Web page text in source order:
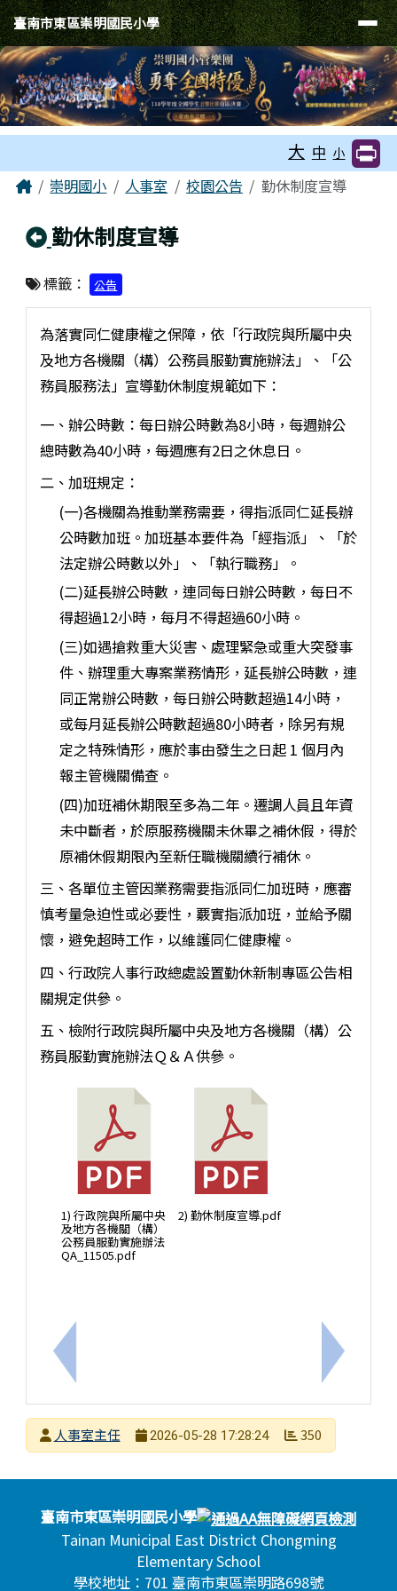
跳至主內容區
臺南市東區崇明國民小學
導覽列
臺南市東區崇明國民小學
大 中 小
主內容區域
Home崇明國小 人事室 校園公告 勤休制度宣導
回上頁
勤休制度宣導
標籤： 公告
上一筆：臺南市政府教育局提供教師個別諮商輔導支
為落實同仁健康權之保障，依「行政院與所屬中央
及地方各機關（構）公務員服勤實施辦法」、「公
務員服務法」宣導勤休制度規範如下：
一、辦公時數：每日辦公時數為8小時，每週辦公
總時數為40小時，每週應有2日之休息日。
二、加班規定：
(一)各機關為推動業務需要，得指派同仁延長辦
公時數加班。加班基本要件為「經指派」、「於
法定辦公時數以外」、「執行職務」。
(二)延長辦公時數，連同每日辦公時數，每日不
得超過12小時，每月不得超過60小時。
(三)如遇搶救重大災害、處理緊急或重大突發事
件、辦理重大專案業務情形，延長辦公時數，連
同正常辦公時數，每日辦公時數超過14小時，
或每月延長辦公時數超過80小時者，除另有規
定之特殊情形，應於事由發生之日起 1 個月內
報主管機關備查。
(四)加班補休期限至多為二年。遷調人員且年資
未中斷者，於原服務機關未休畢之補休假，得於
原補休假期限內至新任職機關續行補休。
三、各單位主管因業務需要指派同仁加班時，應審
慎考量急迫性或必要性，覈實指派加班，並給予關
懷，避免超時工作，以維護同仁健康權。
四、行政院人事行政總處設置勤休新制專區公告相
關規定供參。
五、檢附行政院與所屬中央及地方各機關（構）公
務員服勤實施辦法Ｑ＆Ａ供參。
1) 行政院與所屬中央
及地方各機關（構）
公務員服勤實施辦法
QA_11505.pdf
2) 勤休制度宣導.pdf
下一筆：
發布者人事室主任
2026-05-28 17:28:24 350
頁尾區域
頁尾區域內容
臺南市東區崇明國民小學
Tainan Municipal East District Chongming
Elementary School
學校地址：701 臺南市東區崇明路698號